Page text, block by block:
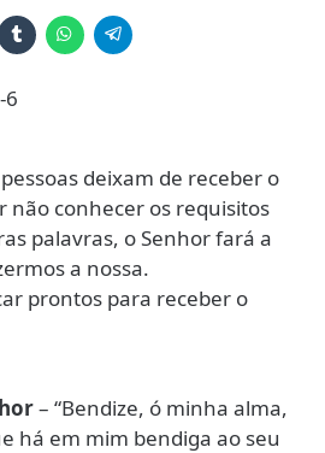
6
deixam de receber o
não conhecer os requisitos
palavras, o Senhor fará a
a nossa.
prontos para receber o
– “Bendize, ó minha alma,
há em mim bendiga ao seu